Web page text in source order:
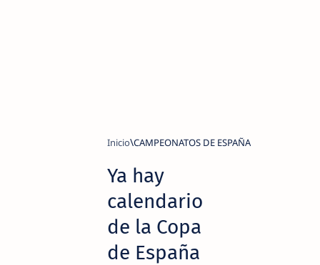
Inicio CAMPEONATOS DE ESPAÑA
Ya hay
calendario
de la Copa
de España